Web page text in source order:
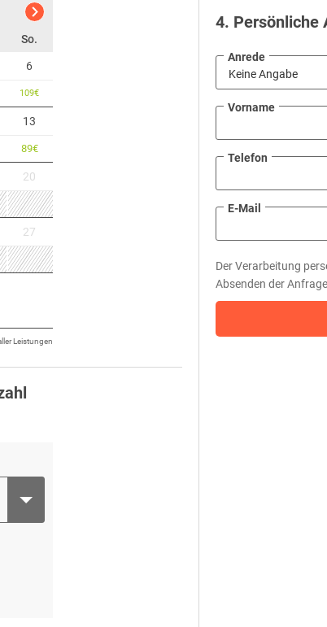
So.
6
109€
13
89€
20
27
Leistungen
4. Persönliche
Anrede
Vorname
Telefon
E-Mail
Der Verarbeitung
Absenden der